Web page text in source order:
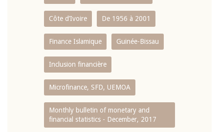
Côte d’Ivoire De 1956 à 2001
Finance Islamique Guinée-Bissau
Inclusion financière
Microfinance, SFD, UEMOA
Monthly bulletin of monetary and
financial statistics - December, 2017